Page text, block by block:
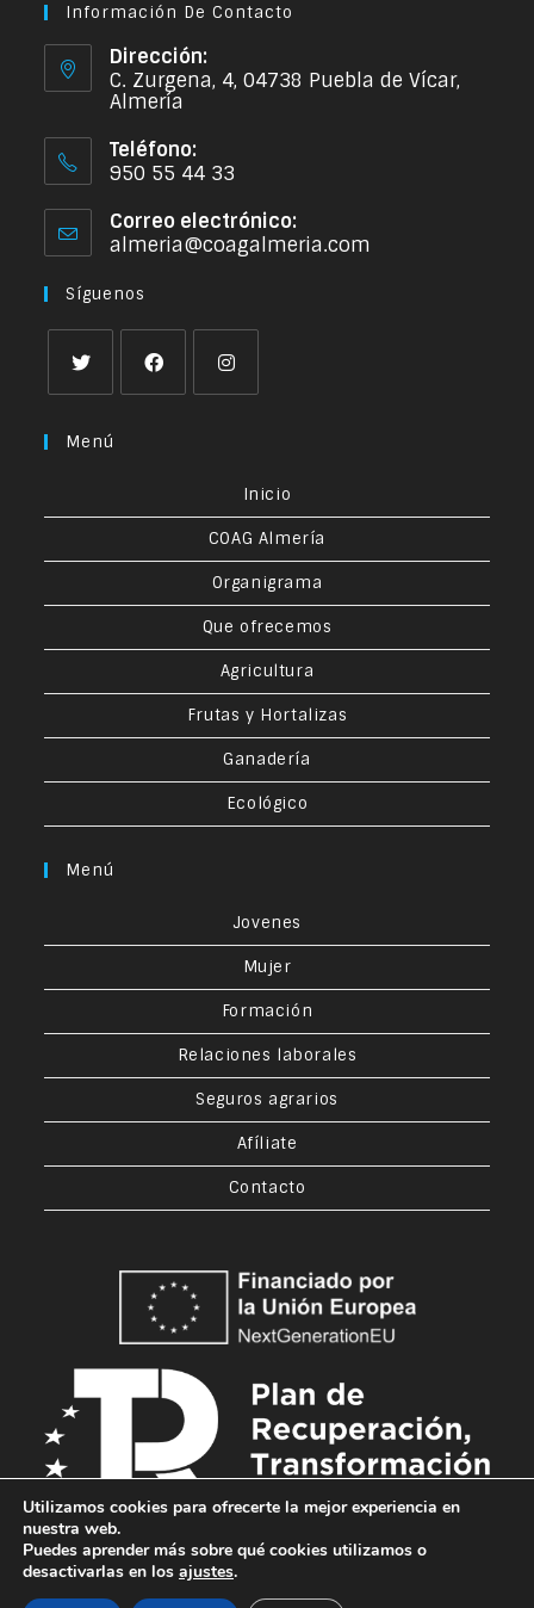
Información De Contacto
Dirección:
C. Zurgena, 4, 04738 Puebla de Vícar,
Almería
Teléfono:
950 55 44 33
Correo electrónico:
almeria@coagalmeria.com
Síguenos
Menú
Inicio
COAG Almería
Organigrama
Que ofrecemos
Agricultura
Frutas y Hortalizas
Ganadería
Ecológico
Menú
Jovenes
Mujer
Formación
Relaciones laborales
Seguros agrarios
Afíliate
Contacto
Utilizamos cookies para ofrecerte la mejor experiencia en
nuestra web.
Puedes aprender más sobre qué cookies utilizamos o
desactivarlas en los ajustes.